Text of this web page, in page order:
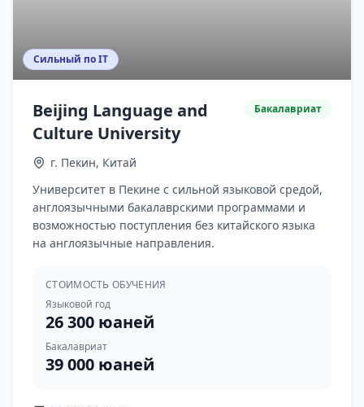
Сильный по IT
Beijing Language and
Culture University
Бакалавриат
г. Пекин, Китай
Университет в Пекине с сильной языковой средой,
англоязычными бакалаврскими программами и
возможностью поступления без китайского языка
на англоязычные направления.
СТОИМОСТЬ ОБУЧЕНИЯ
Языковой год
26 300 юаней
Бакалавриат
39 000 юаней